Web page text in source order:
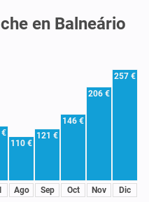
en Balneário
€
110 €
Ago
121 €
Sep
146 €
Oct
206 €
Nov
257 €
Dic